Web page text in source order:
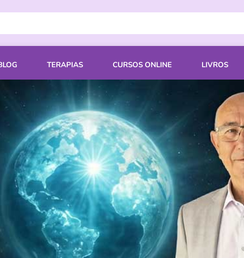
TERAPIAS CURSOS ONLINE LIVROS